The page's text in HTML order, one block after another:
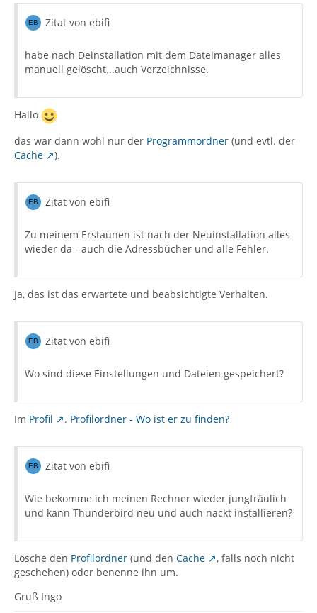
Zitat von ebifi
habe nach Deinstallation mit dem Dateimanager alles
manuell gelöscht...auch Verzeichnisse.
Hallo
das war dann wohl nur der Programmordner (und evtl. der
Cache
).
Zitat von ebifi
Zu meinem Erstaunen ist nach der Neuinstallation alles
wieder da - auch die Adressbücher und alle Fehler.
Ja, das ist das erwartete und beabsichtigte Verhalten.
Zitat von ebifi
Wo sind diese Einstellungen und Dateien gespeichert?
Im Profil . Profilordner - Wo ist er zu finden?
Zitat von ebifi
Wie bekomme ich meinen Rechner wieder jungfräulich
und kann Thunderbird neu und auch nackt installieren?
Lösche den Profilordner (und den Cache
, falls noch nicht
geschehen) oder benenne ihn um.
Gruß Ingo